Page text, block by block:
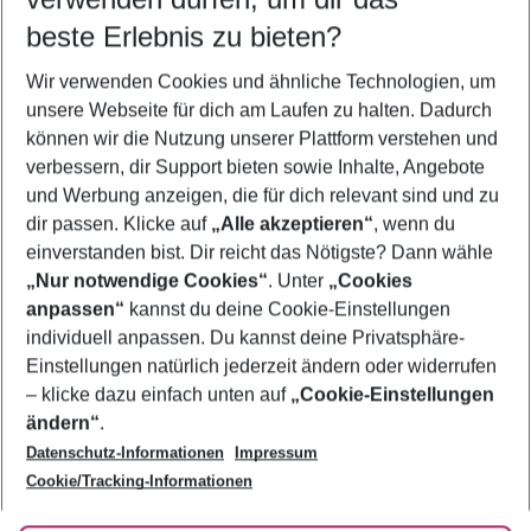
5-8 Nächte
2 Erwachsene Keine Kinder
Mehr Filter anzeigen
Footer
Footer navigation
Über uns
AGB
Bestpreisgarantie
Cookie-Einstellungen ändern
Cookie-Richtlinie
Agenturbetreuung
Barrierefreies Reisen
Folge uns
beste Erlebnis zu bieten?
Wir verwenden Cookies und ähnliche Technologien, um
unsere Webseite für dich am Laufen zu halten. Dadurch
können wir die Nutzung unserer Plattform verstehen und
verbessern, dir Support bieten sowie Inhalte, Angebote
und Werbung anzeigen, die für dich relevant sind und zu
dir passen. Klicke auf „Alle akzeptieren“, wenn du
einverstanden bist. Dir reicht das Nötigste? Dann wähle
„Nur notwendige Cookies“. Unter „Cookies
anpassen“ kannst du deine Cookie-Einstellungen
individuell anpassen. Du kannst deine Privatsphäre-
Einstellungen natürlich jederzeit ändern oder widerrufen
– klicke dazu einfach unten auf „Cookie-Einstellungen
ändern“.
Datenschutz-Informationen
Impressum
Cookie/Tracking-Informationen